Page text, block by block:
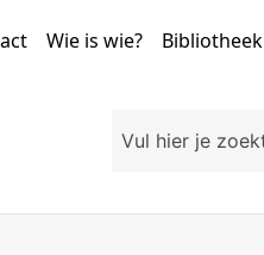
Wie is wie? Bibliotheek